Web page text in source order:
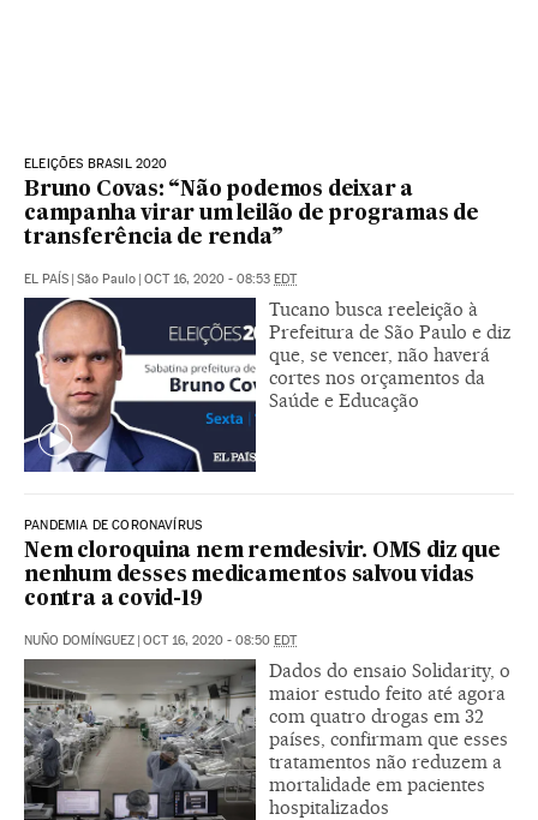
ELEIÇÕES BRASIL 2020
Bruno Covas: “Não podemos deixar a
campanha virar um leilão de programas de
transferência de renda”
EL PAÍS | São Paulo | OCT 16, 2020 - 08:53 EDT
Tucano busca reeleição à
Prefeitura de São Paulo e diz
que, se vencer, não haverá
cortes nos orçamentos da
Saúde e Educação
PANDEMIA DE CORONAVÍRUS
Nem cloroquina nem remdesivir. OMS diz que
nenhum desses medicamentos salvou vidas
contra a covid-19
NUÑO DOMÍNGUEZ | OCT 16, 2020 - 08:50 EDT
Dados do ensaio Solidarity, o
maior estudo feito até agora
com quatro drogas em 32
países, confirmam que esses
tratamentos não reduzem a
mortalidade em pacientes
hospitalizados